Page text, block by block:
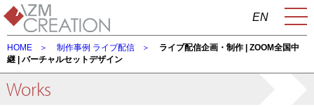
EN
HOME 制作事例 ライブ配信
ライブ配信企画・制作 | ZOOM全国中
継 | バーチャルセットデザイン
Works